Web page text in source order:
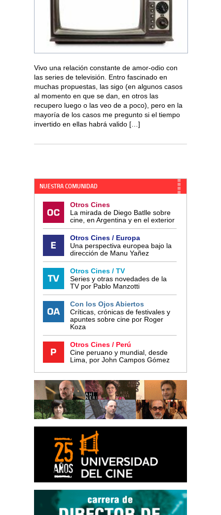
Vivo una relación constante de amor-odio con
las series de televisión. Entro fascinado en
muchas propuestas, las sigo (en algunos casos
al momento en que se dan, en otros las
recupero luego o las veo de a poco), pero en la
mayoría de los casos me pregunto si el tiempo
invertido en ellas habrá valido […]
NUESTRA COMUNIDAD
Otros Cines
La mirada de Diego Batlle sobre
cine, en Argentina y en el exterior
Otros Cines / Europa
Una perspectiva europea bajo la
dirección de Manu Yañez
Otros Cines / TV
Series y otras novedades de la
TV por Pablo Manzotti
Con los Ojos Abiertos
Críticas, crónicas de festivales y
apuntes sobre cine por Roger
Koza
Otros Cines / Perú
Cine peruano y mundial, desde
Lima, por John Campos Gómez